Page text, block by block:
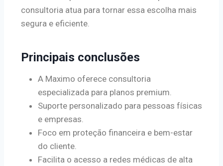
consultoria atua para tornar essa escolha mais
segura e eficiente.
Principais conclusões
A Maximo oferece consultoria
especializada para planos premium.
Suporte personalizado para pessoas físicas
e empresas.
Foco em proteção financeira e bem-estar
do cliente.
Facilita o acesso a redes médicas de alta